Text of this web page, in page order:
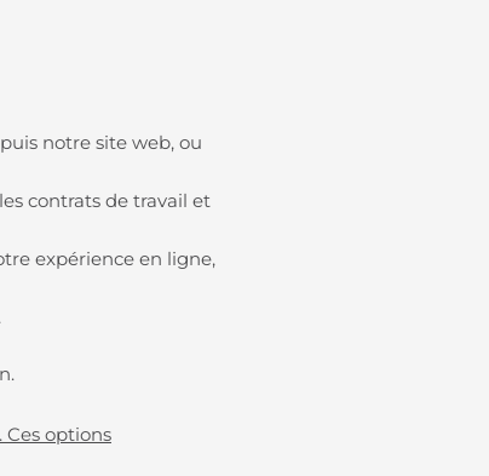
notre site web, ou
contrats de travail et
expérience en ligne,
options